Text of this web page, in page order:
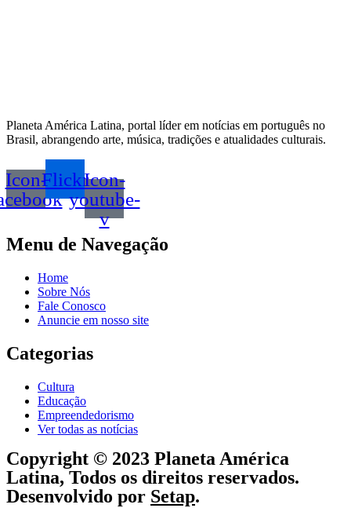
Planeta América Latina, portal líder em notícias em português no
Brasil, abrangendo arte, música, tradições e atualidades culturais.
Icon-FlickrIcon-
youtube-
v
Menu de Navegação
Home
Sobre Nós
Fale Conosco
Anuncie em nosso site
Categorias
Cultura
Educação
Empreendedorismo
Ver todas as notícias
Copyright © 2023 Planeta América
Latina, Todos os direitos reservados.
Desenvolvido por Setap.